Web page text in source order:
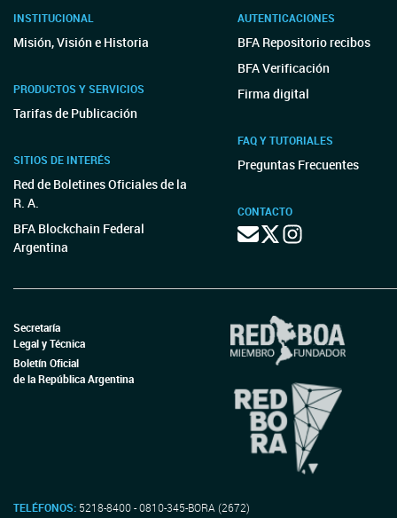
INSTITUCIONAL
Misión, Visión e Historia
PRODUCTOS Y SERVICIOS
Tarifas de Publicación
SITIOS DE INTERÉS
Red de Boletines Oficiales de la
R. A.
BFA Blockchain Federal
Argentina
AUTENTICACIONES
BFA Repositorio recibos
BFA Verificación
Firma digital
FAQ Y TUTORIALES
Preguntas Frecuentes
CONTACTO
Secretaría
Legal y Técnica
Boletín Oficial
de la República Argentina
TELÉFONOS: 5218-8400 - 0810-345-BORA (2672)